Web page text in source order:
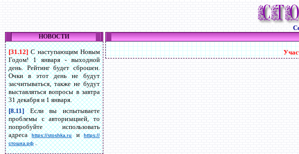
НОВОСТИ
[31.12]С наступающим Новым
Годом! 1 января - выходной
день. Рейтинг будет сброшен.
Очки в этот день не будут
засчитываться, также не будут
выставляться вопросы в завтра
31 декабря и 1 января.
[8.11]Если вы испытываете
проблемы с авторизацией, то
попробуйте использовать
адресаhttps://stoshka.ruиhttps://
стошка.рф.